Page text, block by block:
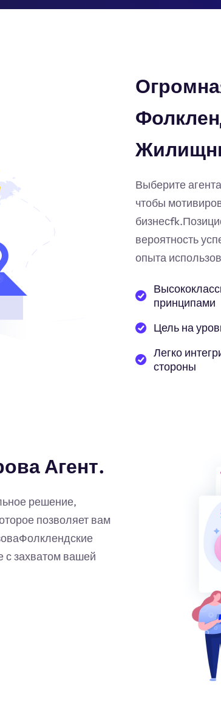
Выберите
чтобы
бизнесfk
вероятность
опыта
принципами
Цель на
Легко
стороны
Агент.
решение,
позволяет вам
с захватом вашей